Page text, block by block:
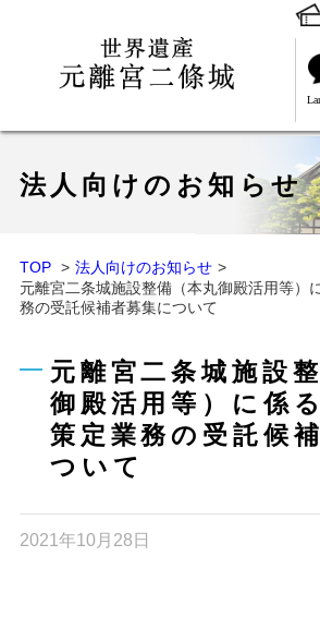
法人向けのお知らせ
TOP
法人向けのお知らせ
元離宮二条城施設整備（本丸御殿活用等）
務の受託候補者募集について
元離宮二条城施設
御殿活用等）に係
策定業務の受託候
ついて
2021年10月28日